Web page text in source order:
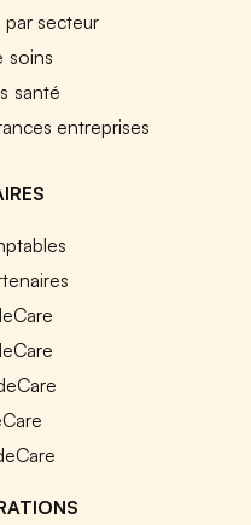
par secteur
soins
santé
entreprises